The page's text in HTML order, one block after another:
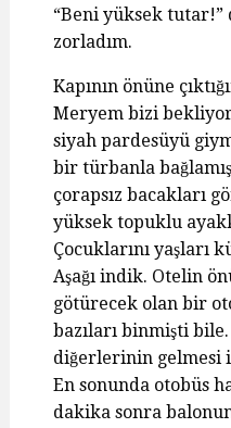
“Beni yüksek tutar!”
zorladım.
Kapının önüne
Meryem bizi
siyah pardesüyü
bir türbanla
çorapsız bacakları
yüksek topuklu
Çocuklarını yaşları
Aşağı indik. Otelin
götürecek olan bir
bazıları binmişti
diğerlerinin gelmesi
En sonunda otobüs
dakika sonra